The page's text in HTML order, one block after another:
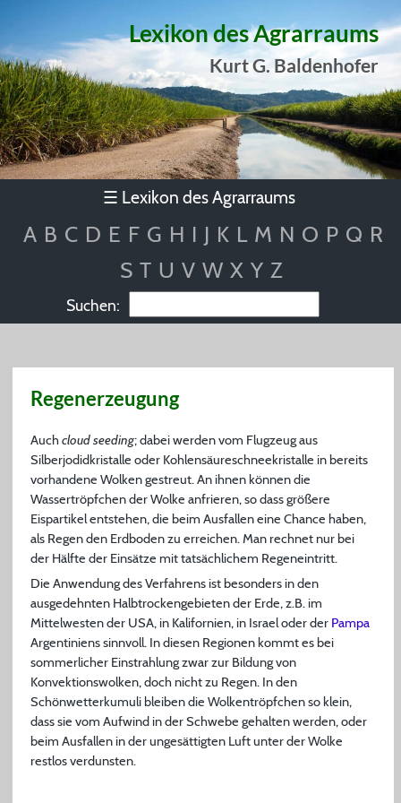
Lexikon des Agrarraums
Kurt G. Baldenhofer
☰ Lexikon des Agrarraums
A B C D E F G H I J K L M N O P Q R
S T U V W X Y Z
Suchen:
Regenerzeugung
Auchcloud seeding; dabei werden vom Flugzeug aus
Silberjodidkristalle oder Kohlensäureschneekristalle in bereits
vorhandene Wolken gestreut. An ihnen können die
Wassertröpfchen der Wolke anfrieren, so dass größere
Eispartikel entstehen, die beim Ausfallen eine Chance haben,
als Regen den Erdboden zu erreichen. Man rechnet nur bei
der Hälfte der Einsätze mit tatsächlichem Regeneintritt.
Die Anwendung des Verfahrens ist besonders in den
ausgedehnten Halbtrockengebieten der Erde, z.B. im
Mittelwesten der USA, in Kalifornien, in Israel oder der Pampa
Argentiniens sinnvoll. In diesen Regionen kommt es bei
sommerlicher Einstrahlung zwar zur Bildung von
Konvektionswolken, doch nicht zu Regen. In den
Schönwetterkumuli bleiben die Wolkentröpfchen so klein,
dass sie vom Aufwind in der Schwebe gehalten werden, oder
beim Ausfallen in der ungesättigten Luft unter der Wolke
restlos verdunsten.